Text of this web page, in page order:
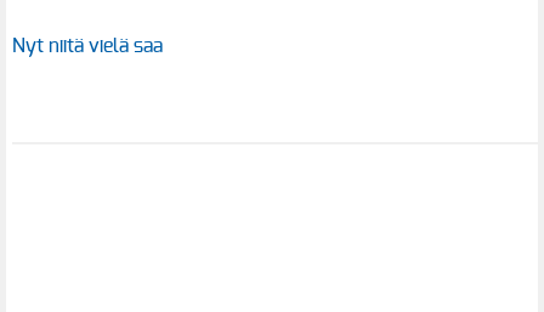
Nyt niitä vielä saa